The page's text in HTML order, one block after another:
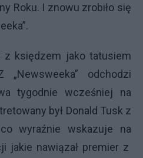
Roku. I znowu zrobiło się
z księdzem jako tatusiem
odchodzi
tygodnie wcześniej na
był Donald Tusk z
wyraźnie wskazuje na
jakie nawiązał premier z